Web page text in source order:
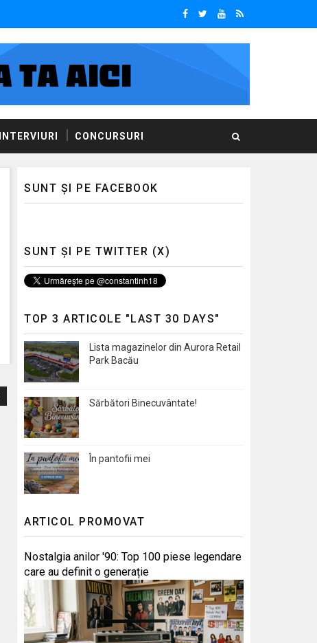
INTERVIURI CONCURSURI
SUNT ȘI PE FACEBOOK
SUNT ȘI PE TWITTER (X)
TOP 3 ARTICOLE "LAST 30 DAYS"
Lista magazinelor din Aurora Retail
Park Bacău
Sărbători Binecuvântate!
În pantofii mei
ARTICOL PROMOVAT
Nostalgia anilor '90: Top 100 piese legendare
care au definit o generație